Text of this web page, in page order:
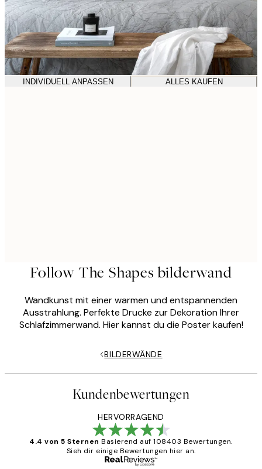
INDIVIDUELL ANPASSEN ALLES KAUFEN
Follow The Shapes bilderwand
Wandkunst mit einer warmen und entspannenden
Ausstrahlung. Perfekte Drucke zur Dekoration Ihrer
Schlafzimmerwand. Hier kannst du die Poster kaufen!
BILDERWÄNDE
Kundenbewertungen
HERVORRAGEND
4.4 von 5 Sternen Basierend auf 108403 Bewertungen.
Sieh dir einige Bewertungen hier an.